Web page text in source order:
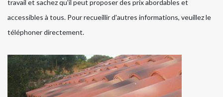
travail et sachez qu'il peut proposer des prix abordables et
accessibles à tous. Pour recueillir d'autres informations, veuillez le
téléphoner directement.